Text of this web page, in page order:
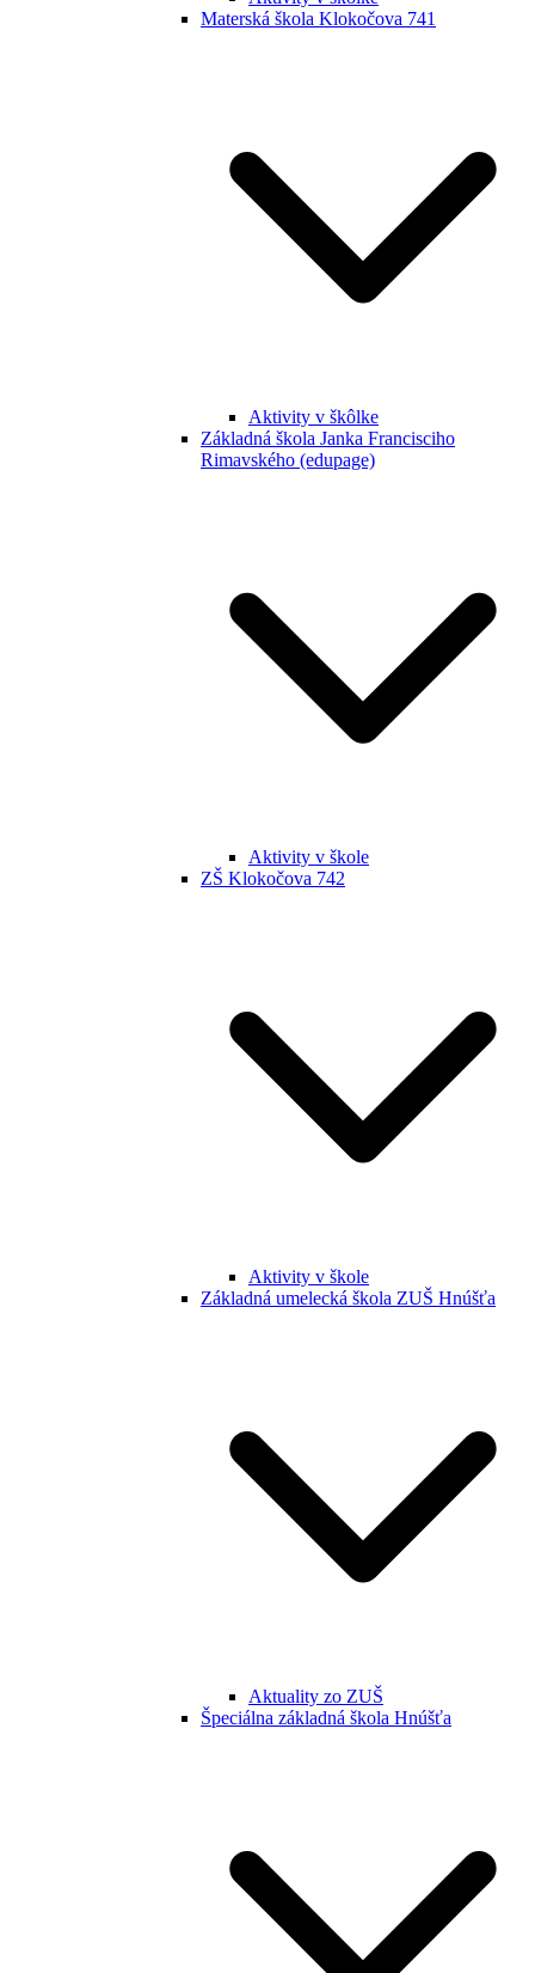
Materská škola Klokočova 741
Aktivity v škôlke
Základná škola Janka Francisciho
Rimavského (edupage)
Aktivity v škole
ZŠ Klokočova 742
Aktivity v škole
Základná umelecká škola ZUŠ Hnúšťa
Aktuality zo ZUŠ
Špeciálna základná škola Hnúšťa